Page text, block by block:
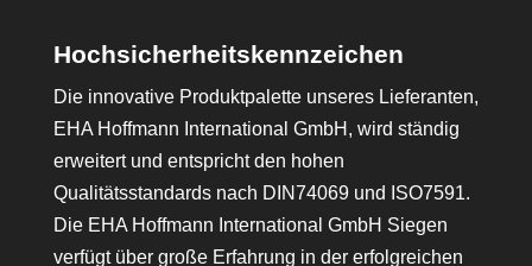
Hochsicherheitskennzeichen
Die innovative Produktpalette unseres Lieferanten,
EHA Hoffmann International GmbH, wird ständig
erweitert und entspricht den hohen
Qualitätsstandards nach DIN74069 und ISO7591.
Die EHA Hoffmann International GmbH Siegen
verfügt über große Erfahrung in der erfolgreichen